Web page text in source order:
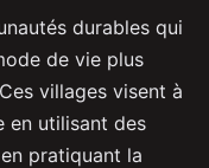
durables qui
de vie plus
villages visent à
en utilisant des
pratiquant la